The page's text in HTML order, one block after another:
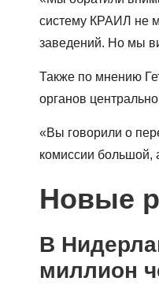
систему КРАИЛ не
заведений. Но мы
Также по мнению
органов
«Вы говорили о
комиссии большой,
Новые
В
миллион